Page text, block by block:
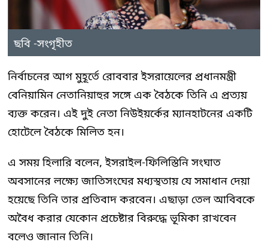
ছবি -সংগৃহীত
নির্বাচনের আগ মুহূর্তে রোববার ইসরায়েলের প্রধানমন্ত্রী
বেনিয়ামিন নেতানিয়াহুর সঙ্গে এক বৈঠকে তিনি এ প্রত্যয়
ব্যক্ত করেন। এই দুই নেতা নিউইয়র্কের ম্যানহাটনের একটি
হোটেলে বৈঠকে মিলিত হন।
এ সময় হিলারি বলেন, ইসরাইল-ফিলিস্তিনি সংঘাত
অবসানের লক্ষ্যে জাতিসংঘের মধ্যস্থতায় যে সমাধান দেয়া
হয়েছে তিনি তার প্রতিবাদ করবেন। এছাড়া তেল আবিবকে
অবৈধ করার যেকোন প্রচেষ্টার বিরুদ্ধে ভূমিকা রাখবেন
বলেও জানান তিনি।